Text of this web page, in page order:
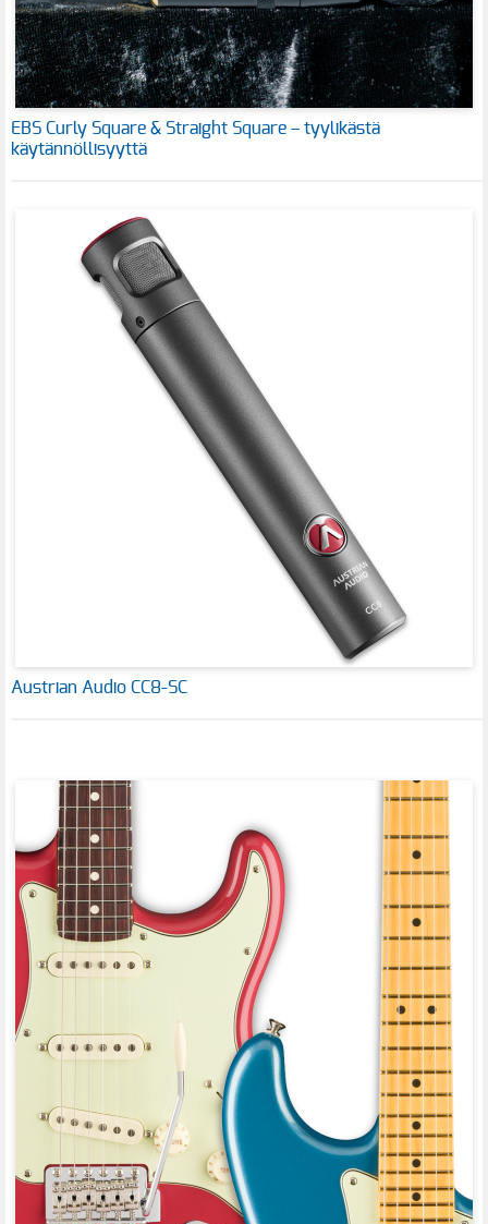
EBS Curly Square & Straight Square – tyylikästä
käytännöllisyyttä
Austrian Audio CC8-SC